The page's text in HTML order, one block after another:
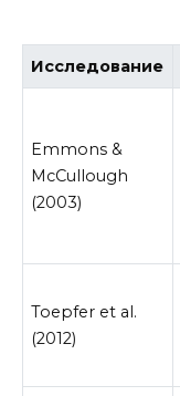
Исследование
Emmons &
McCullough
(2003)
Toepfer et al.
(2012)